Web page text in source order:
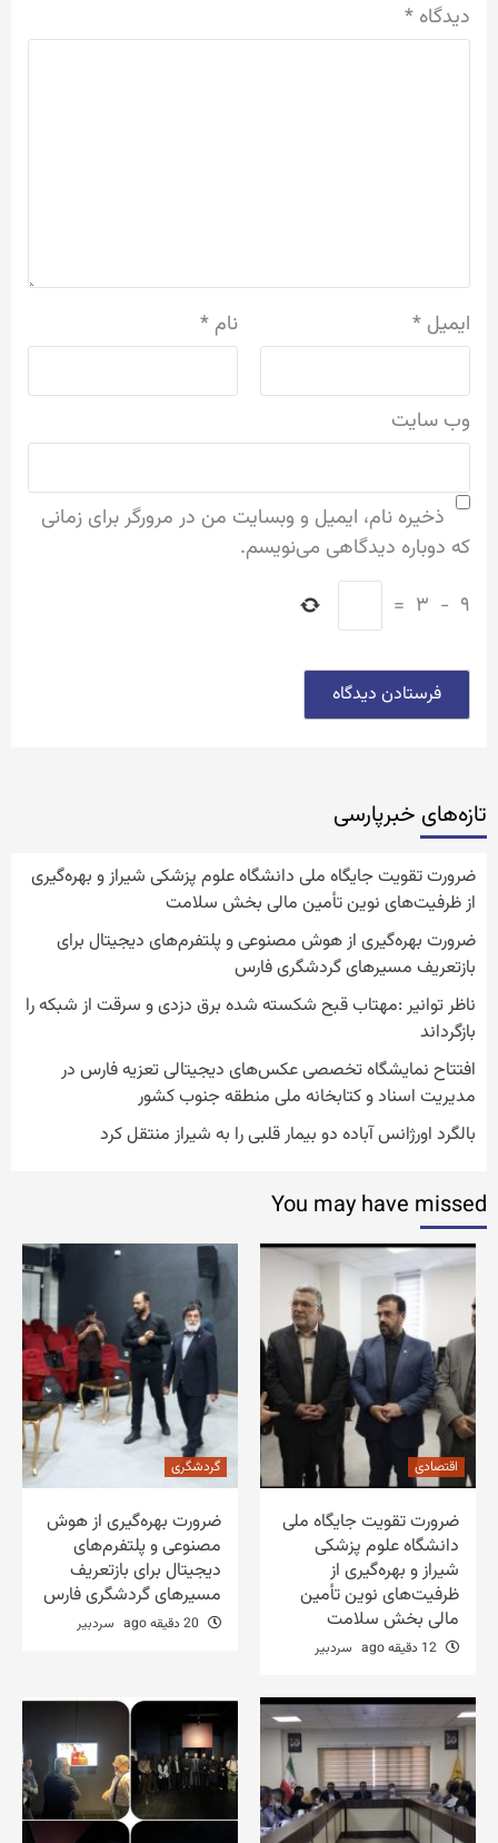
دیدگاه *
نام * ایمیل *
وب‌ سایت
ذخیره نام، ایمیل و وبسایت من در مرورگر برای زمانی
که دوباره دیدگاهی می‌نویسم.
۹ − ۳ =
تازه‌‏های خبرپارسی
ضرورت تقویت جایگاه ملی دانشگاه علوم پزشکی شیراز و بهره‌گیری
از ظرفیت‌های نوین تأمین مالی بخش سلامت
ضرورت بهره‌گیری از هوش مصنوعی و پلتفرم‌های دیجیتال برای
بازتعریف مسیرهای گردشگری فارس
ناظر توانیر :مهتاب قبح شکسته شده برق دزدی و سرقت از شبکه را
بازگرداند
افتتاح نمایشگاه تخصصی عکس‌های دیجیتالی تعزیه فارس در
مدیریت اسناد و کتابخانه ملی منطقه جنوب کشور
بالگرد اورژانس آباده دو بیمار قلبی را به شیراز منتقل کرد
You may have missed
اقتصادی
ضرورت تقویت جایگاه ملی
دانشگاه علوم پزشکی
شیراز و بهره‌گیری از
ظرفیت‌های نوین تأمین
مالی بخش سلامت
سردبیر
گردشگری
ضرورت بهره‌گیری از هوش
مصنوعی و پلتفرم‌های
دیجیتال برای بازتعریف
مسیرهای گردشگری فارس
سردبیر